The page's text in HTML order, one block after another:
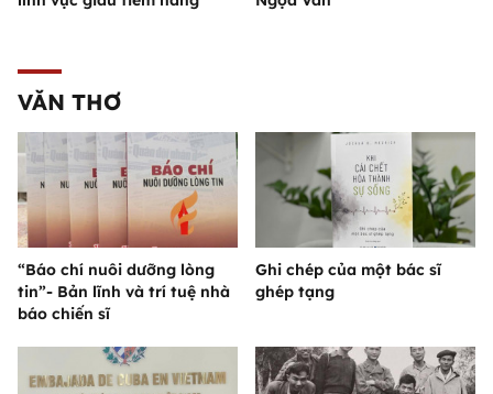
VĂN THƠ
“Báo chí nuôi dưỡng lòng
tin”- Bản lĩnh và trí tuệ nhà
báo chiến sĩ
Ghi chép của một bác sĩ
ghép tạng